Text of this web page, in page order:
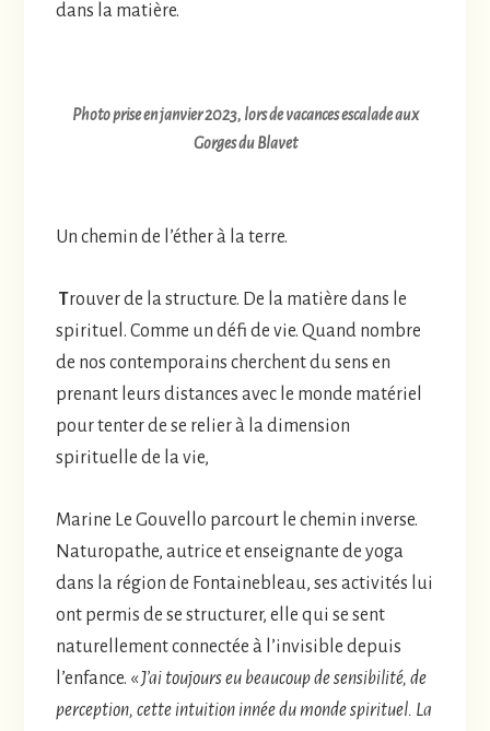
dans la matière.
Photo prise en janvier 2023, lors de vacances escalade aux
Gorges du Blavet
Un chemin de l’éther à la terre.
Trouver de la structure. De la matière dans le
spirituel. Comme un défi de vie. Quand nombre
de nos contemporains cherchent du sens en
prenant leurs distances avec le monde matériel
pour tenter de se relier à la dimension
spirituelle de la vie,
Marine Le Gouvello parcourt le chemin inverse.
Naturopathe, autrice et enseignante de yoga
dans la région de Fontainebleau, ses activités lui
ont permis de se structurer, elle qui se sent
naturellement connectée à l’invisible depuis
l’enfance. «J’ai toujours eu beaucoup de sensibilité, de
perception, cette intuition innée du monde spirituel. La